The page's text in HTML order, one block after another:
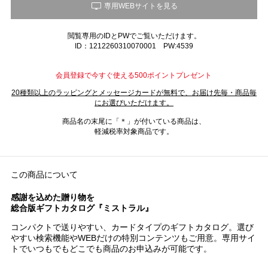
閲覧専用のIDとPWでご覧いただけます。
ID：1212260310070001 PW:4539
会員登録で今すぐ使える500ポイントプレゼント
20種類以上のラッピングとメッセージカードが無料で、お届け先毎・商品毎
にお選びいただけます。
商品名の末尾に「＊」が付いている商品は、
軽減税率対象商品です。
この商品について
感謝を込めた贈り物を
総合版ギフトカタログ『ミストラル』
コンパクトで送りやすい、カードタイプのギフトカタログ。選び
やすい検索機能やWEBだけの特別コンテンツもご用意。専用サイ
トでいつもでもどこでも商品のお申込みが可能です。